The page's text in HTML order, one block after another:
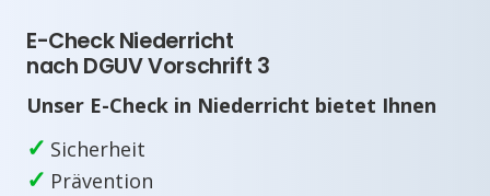
E-Check Niederricht
nach DGUV Vorschrift 3
Unser E-Check in Niederricht bietet Ihnen
✓ Sicherheit
✓ Prävention